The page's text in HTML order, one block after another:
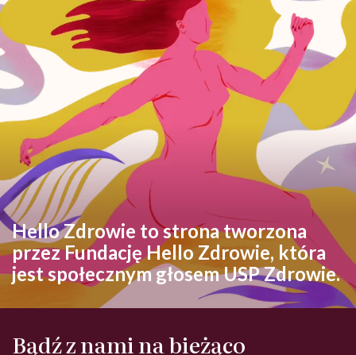
Hello Zdrowie to strona tworzona
przez Fundację Hello Zdrowie, która
jest społecznym głosem USP Zdrowie.
Bądź z nami na bieżąco